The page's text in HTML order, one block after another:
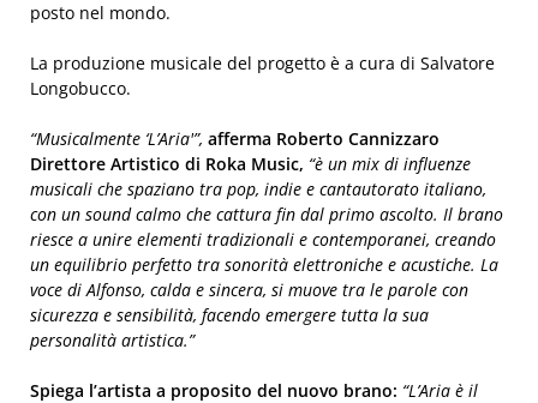
posto nel mondo.
La produzione musicale del progetto è a cura di Salvatore
Longobucco.
“Musicalmente ‘L’Aria'”, afferma Roberto Cannizzaro
Direttore Artistico di Roka Music, “è un mix di influenze
musicali che spaziano tra pop, indie e cantautorato italiano,
con un sound calmo che cattura fin dal primo ascolto. Il brano
riesce a unire elementi tradizionali e contemporanei, creando
un equilibrio perfetto tra sonorità elettroniche e acustiche. La
voce di Alfonso, calda e sincera, si muove tra le parole con
sicurezza e sensibilità, facendo emergere tutta la sua
personalità artistica.”
Spiega l’artista a proposito del nuovo brano: “L’Aria è il